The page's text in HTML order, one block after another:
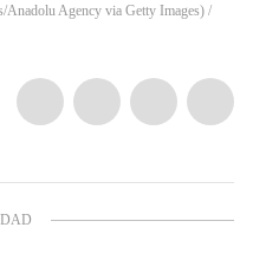
Agency via Getty Images) /